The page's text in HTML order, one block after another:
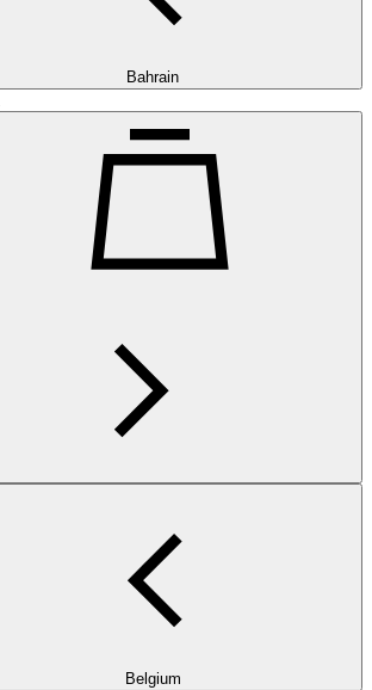
Bahrain
Belgium